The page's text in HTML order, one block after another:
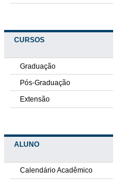
CURSOS
Graduação
Pós-Graduação
Extensão
ALUNO
Calendário Acadêmico